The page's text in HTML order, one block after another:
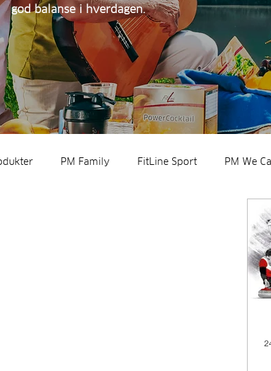
god balanse i hverdagen.
PM Family FitLine Sport PM We
Nyheter